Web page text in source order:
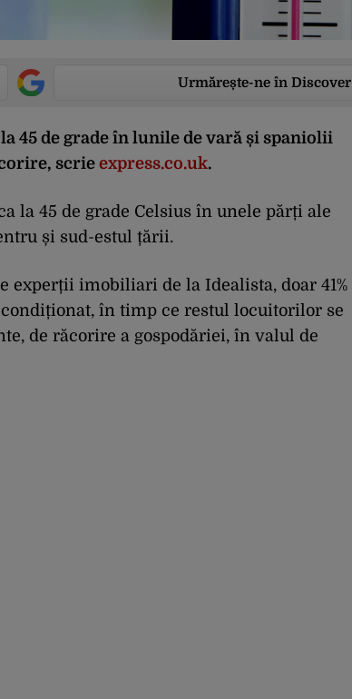
Urmărește-ne în Discover
45 de grade în lunile de vară și spaniolii
scrie express.co.uk.
la 45 de grade Celsius în unele părți ale
și sud-estul țării.
imobiliari de la Idealista, doar 41%
în timp ce restul locuitorilor se
de răcorire a gospodăriei, în valul de